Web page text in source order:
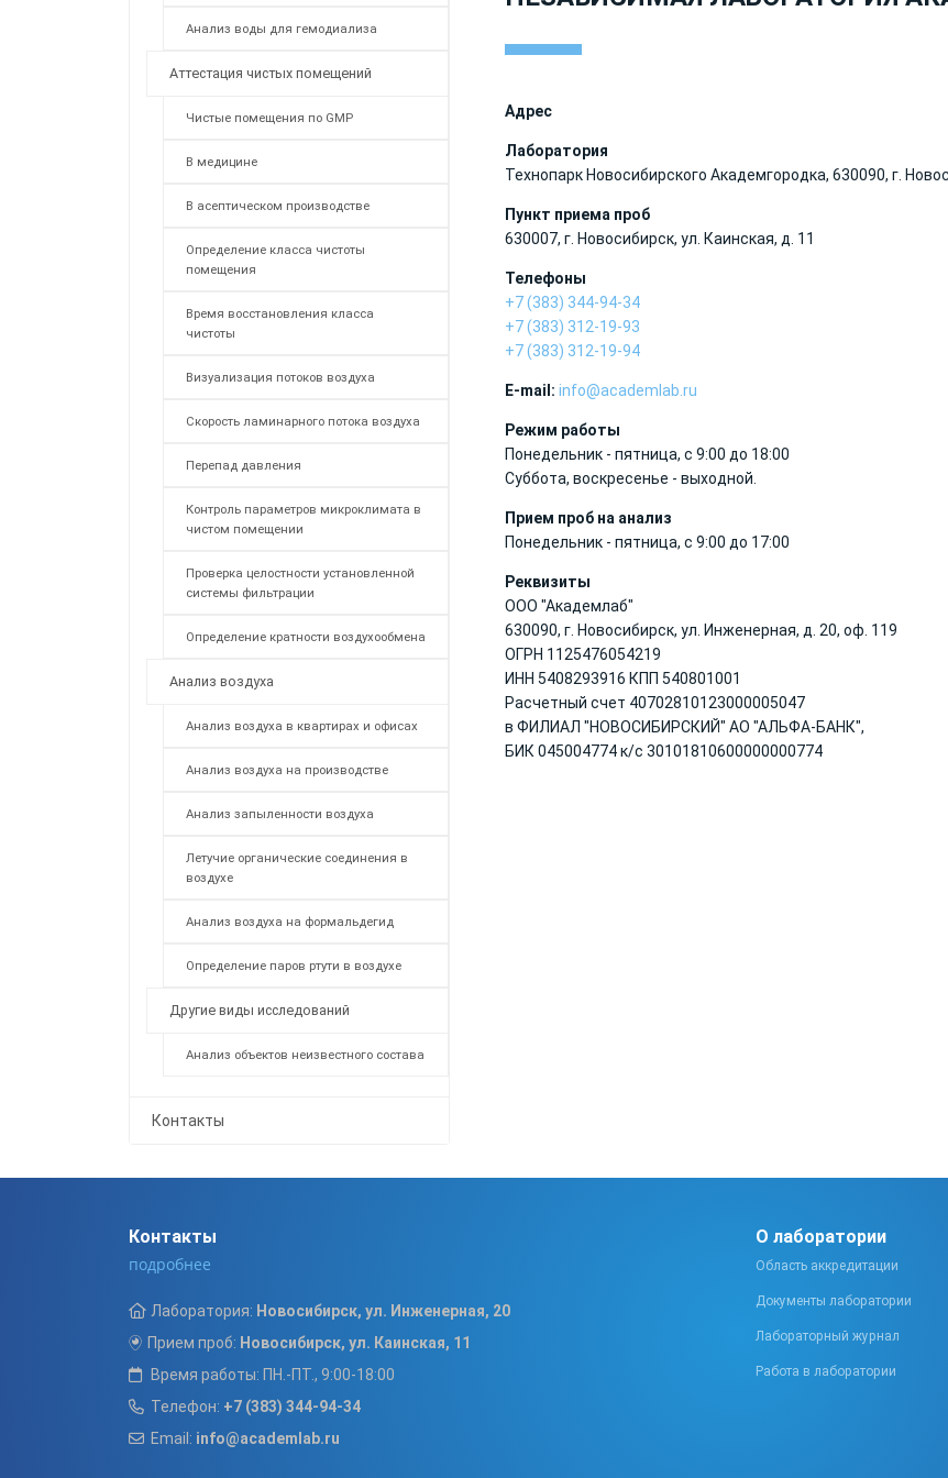
Анализ воды для гемодиализа
Аттестация чистых помещений
Чистые помещения по GMP
В медицине
В асептическом производстве
Определение класса чистоты
помещения
Время восстановления класса
чистоты
Визуализация потоков воздуха
Скорость ламинарного потока воздуха
Перепад давления
Контроль параметров микроклимата в
чистом помещении
Проверка целостности установленной
системы фильтрации
Определение кратности воздухообмена
Анализ воздуха
Анализ воздуха в квартирах и офисах
Анализ воздуха на производстве
Анализ запыленности воздуха
Летучие органические соединения в
воздухе
Анализ воздуха на формальдегид
Определение паров ртути в воздухе
Другие виды исследований
Анализ объектов неизвестного состава
Контакты
Адрес
Лаборатория
Технопарк Новосибирского Академгородка, 630090, г.
Пункт приема проб
630007, г. Новосибирск, ул. Каинская, д. 11
Телефоны
+7 (383) 344-94-34
+7 (383) 312-19-93
+7 (383) 312-19-94
E-mail: info@academlab.ru
Режим работы
Понедельник - пятница, с 9:00 до 18:00
Суббота, воскресенье - выходной.
Прием проб на анализ
Понедельник - пятница, с 9:00 до 17:00
Реквизиты
ООО "Академлаб"
630090, г. Новосибирск, ул. Инженерная, д. 20, оф. 119
ОГРН 1125476054219
ИНН 5408293916 КПП 540801001
Расчетный счет 40702810123000005047
в ФИЛИАЛ "НОВОСИБИРСКИЙ" АО "АЛЬФА-БАНК",
БИК 045004774 к/с 30101810600000000774
Контакты
подробнее
Лаборатория: Новосибирск, ул. Инженерная, 20
Прием проб: Новосибирск, ул. Каинская, 11
Время работы: ПН.-ПТ., 9:00-18:00
Телефон: +7 (383) 344-94-34
Email: info@academlab.ru
О лаборатории
Область аккредитации
Документы лаборатории
Лабораторный журнал
Работа в лаборатории